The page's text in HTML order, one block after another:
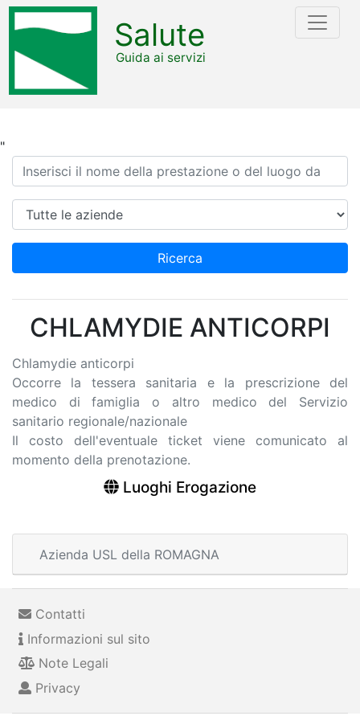
"
Salute
Guida ai servizi
Ricerca
Azienda
Ricerca
CHLAMYDIE ANTICORPI
Chlamydie anticorpi
Occorre la tessera sanitaria e la prescrizione del
medico di famiglia o altro medico del Servizio
sanitario regionale/nazionale
Il costo dell'eventuale ticket viene comunicato al
momento della prenotazione.
Luoghi Erogazione
Azienda USL della ROMAGNA
Contatti
Informazioni sul sito
Note Legali
Privacy